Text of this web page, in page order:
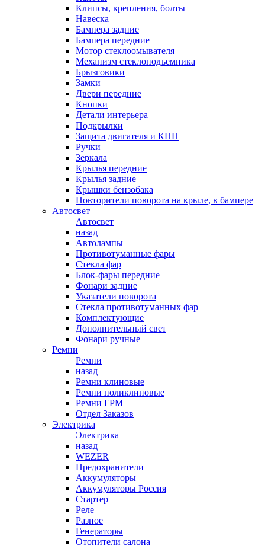
Клипсы, крепления, болты
Навеска
Бампера задние
Бампера передние
Мотор стеклоомывателя
Механизм стеклоподъемника
Брызговики
Замки
Двери передние
Кнопки
Детали интерьера
Подкрылки
Защита двигателя и КПП
Ручки
Зеркала
Крылья передние
Крылья задние
Крышки бензобака
Повторители поворота на крыле, в бампере
Автосвет
Автосвет
назад
Автолампы
Противотуманные фары
Стекла фар
Блок-фары передние
Фонари задние
Указатели поворота
Стекла противотуманных фар
Комплектующие
Дополнительный свет
Фонари ручные
Ремни
Ремни
назад
Ремни клиновые
Ремни поликлиновые
Ремни ГРМ
Отдел Заказов
Электрика
Электрика
назад
WEZER
Предохранители
Аккумуляторы
Аккумуляторы Россия
Стартер
Реле
Разное
Генераторы
Отопители салона